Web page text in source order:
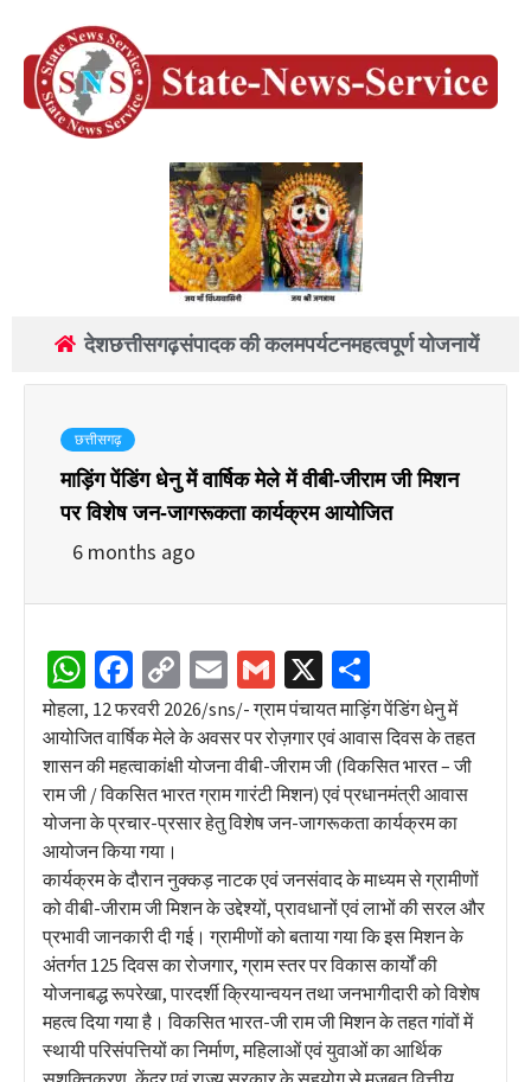
देशछत्तीसगढ़संपादक की कलमपर्यटनमहत्वपूर्ण योजनायें
छत्तीसगढ़
माड़िंग पेंडिंग धेनु में वार्षिक मेले में वीबी-जीराम जी मिशन
पर विशेष जन-जागरूकता कार्यक्रम आयोजित
6 months ago
WhatsApp
Facebook
Copy
Link
EmailGmail
X
मोहला, 12 फरवरी 2026/sns/- ग्राम पंचायत माड़िंग पेंडिंग धेनु में
आयोजित वार्षिक मेले के अवसर पर रोज़गार एवं आवास दिवस के तहत
शासन की महत्वाकांक्षी योजना वीबी-जीराम जी (विकसित भारत – जी
राम जी / विकसित भारत ग्राम गारंटी मिशन) एवं प्रधानमंत्री आवास
योजना के प्रचार-प्रसार हेतु विशेष जन-जागरूकता कार्यक्रम का
आयोजन किया गया।
कार्यक्रम के दौरान नुक्कड़ नाटक एवं जनसंवाद के माध्यम से ग्रामीणों
को वीबी-जीराम जी मिशन के उद्देश्यों, प्रावधानों एवं लाभों की सरल और
प्रभावी जानकारी दी गई। ग्रामीणों को बताया गया कि इस मिशन के
अंतर्गत 125 दिवस का रोजगार, ग्राम स्तर पर विकास कार्यों की
योजनाबद्ध रूपरेखा, पारदर्शी क्रियान्वयन तथा जनभागीदारी को विशेष
महत्व दिया गया है। विकसित भारत-जी राम जी मिशन के तहत गांवों में
स्थायी परिसंपत्तियों का निर्माण, महिलाओं एवं युवाओं का आर्थिक